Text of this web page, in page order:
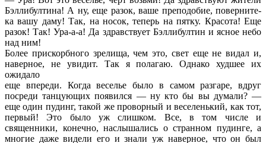
Бэллибултина! А ну, еще разок, ваше преподобие, поверните-
ка вашу даму! Так, на носок, теперь на пятку. Красота! Еще
разок! Так! Ура-а-а! Да здравствует Бэллибултин и ясное небо
над ним!
Более прискорбного зрелища, чем это, свет еще не видал и,
наверное, не увидит. Так я полагаю. Однако худшее их
ожидало
еще впереди. Когда веселье было в самом разгаре, вдруг
посреди танцующих появился — ну кто бы вы думали? —
еще один пудинг, такой же проворный и веселенький, как тот,
первый! Это было уж слишком. Все, в том числе и
священники, конечно, наслышались о странном пудинге, а
многие даже видели его и знали уж наверное, что он был